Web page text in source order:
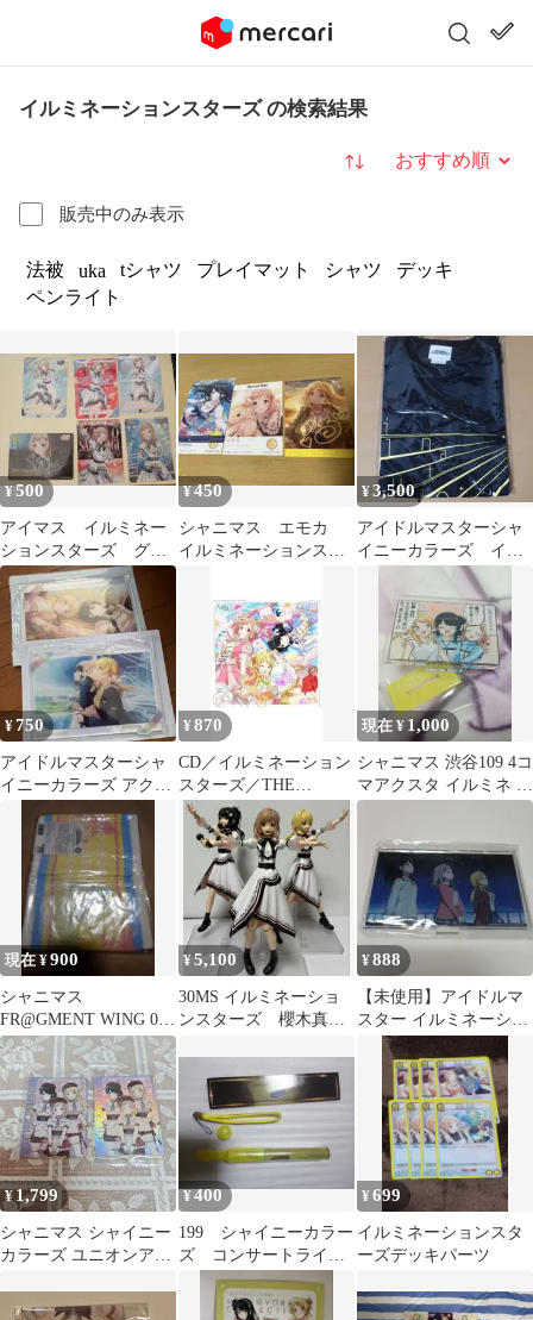
イルミネーションスターズ の検索結果
販売中のみ表示
並び替え
法被 uka tシャツ プレイマット シャツ
デッキ
ペンライト
¥500
アイマス イルミネー
ションスターズ グッ
ズ
¥450
シャニマス エモカ
イルミネーションスタ
¥3,500
アイドルマスターシャ
イニーカラーズ イル
ミネーションスター
ズ ユニットTシャツ
¥750
アイドルマスターシャ
イニーカラーズ アクリ
ョンスターズ
¥870
CD／イルミネーション
スターズ／THE
IDOLM@STER SHINY
COLORS “CANVAS” 01
現在 ¥ 1,000
シャニマス 渋谷109 4コ
マアクスタ イルミネ イ
ルミネーションスター
現在 ¥900
シャニマス
FR@GMENT WING 02
タオル イルミネーショ
ンスターズ
¥5,100
30MS イルミネーショ
ンスターズ 櫻木真
¥888
【未使用】アイドルマ
スター イルミネーショ
ンスターズ アクリルス
タンド
¥1,799
シャニマス シャイニー
カラーズ ユニオンアリ
¥400
199 シャイニーカラー
ズ コンサートライ
ト イルミネーション
スターズ ４
¥699
イルミネーションスタ
ーズデッキパーツ